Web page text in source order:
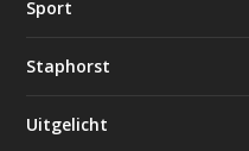
Sport
Staphorst
Uitgelicht